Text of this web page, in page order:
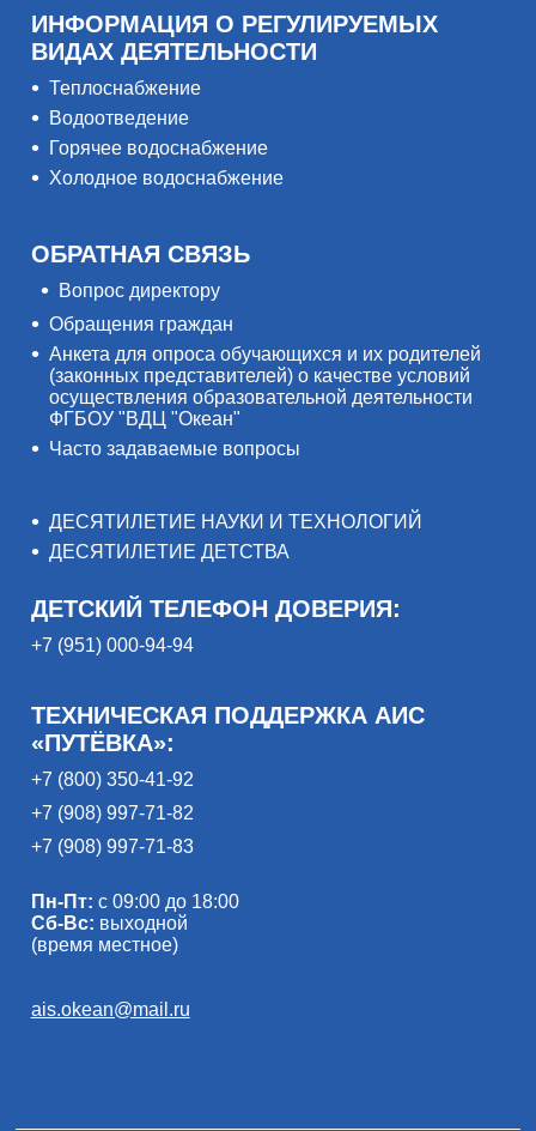
ИНФОРМАЦИЯ О РЕГУЛИРУЕМЫХ
ВИДАХ ДЕЯТЕЛЬНОСТИ
Теплоснабжение
Водоотведение
Горячее водоснабжение
Холодное водоснабжение
ОБРАТНАЯ СВЯЗЬ
Вопрос директору
Обращения граждан
Анкета для опроса обучающихся и их родителей
(законных представителей) о качестве условий
осуществления образовательной деятельности
ФГБОУ "ВДЦ "Океан"
Часто задаваемые вопросы
ДЕСЯТИЛЕТИЕ НАУКИ И ТЕХНОЛОГИЙ
ДЕСЯТИЛЕТИЕ ДЕТСТВА
ДЕТСКИЙ ТЕЛЕФОН ДОВЕРИЯ:
+7 (951) 000-94-94
ТЕХНИЧЕСКАЯ ПОДДЕРЖКА АИС
«ПУТЁВКА»:
+7 (800) 350-41-92
+7 (908) 997-71-82
+7 (908) 997-71-83
Пн-Пт: с 09:00 до 18:00
Сб-Вс: выходной
(время местное)
ais.okean@mail.ru